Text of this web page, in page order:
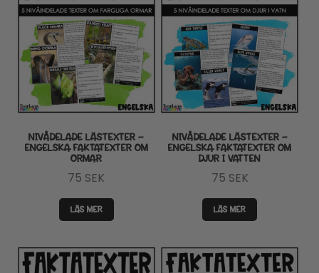
NIVÅDELADE LÄSTEXTER –
ENGELSKA FAKTATEXTER OM
ORMAR
75 SEK
LÄS MER
NIVÅDELADE LÄSTEXTER –
ENGELSKA FAKTATEXTER OM
DJUR I VATTEN
75 SEK
LÄS MER